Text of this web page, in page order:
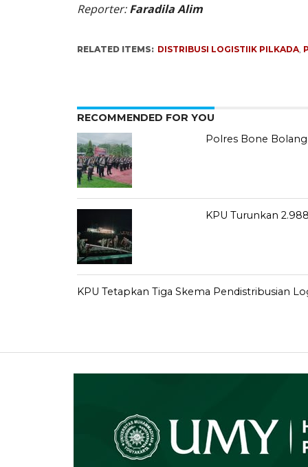
Reporter:Faradila Alim
RELATED ITEMS: DISTRIBUSI LOGISTIIK PILKADA
RECOMMENDED FOR YOU
Polres Bone
KPU Turunkan
KPU Tetapkan Tiga Skema Pendistribusian